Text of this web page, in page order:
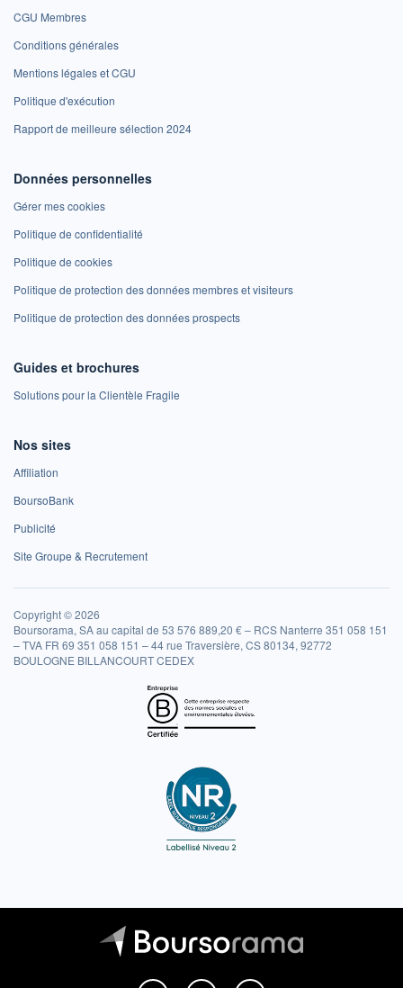
CGU Membres
Conditions générales
Mentions légales et CGU
Politique d'exécution
Rapport de meilleure sélection 2024
Données personnelles
Gérer mes cookies
Politique de confidentialité
Politique de cookies
Politique de protection des données membres et visiteurs
Politique de protection des données prospects
Guides et brochures
Solutions pour la Clientèle Fragile
Nos sites
Affiliation
BoursoBank
Publicité
Site Groupe & Recrutement
Copyright © 2026
Boursorama, SA au capital de 53 576 889,20 € – RCS Nanterre 351 058 151
– TVA FR 69 351 058 151 – 44 rue Traversière, CS 80134, 92772
BOULOGNE BILLANCOURT CEDEX